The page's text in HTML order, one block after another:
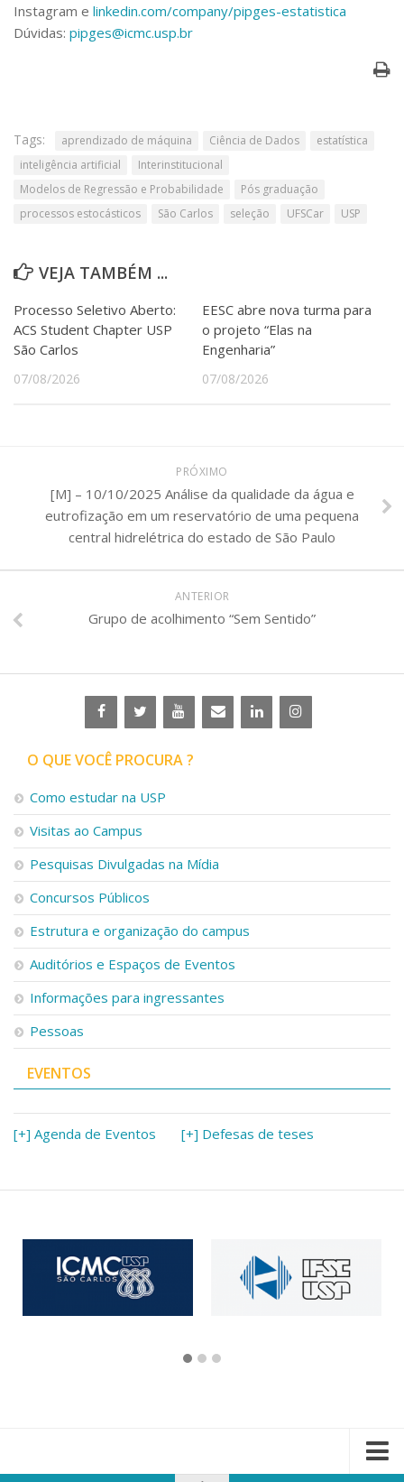
Instagram e linkedin.com/company/pipges-estatistica
Dúvidas: pipges@icmc.usp.br
Tags: aprendizado de máquina Ciência de Dados
estatística
inteligência artificial
Interinstitucional
Modelos de Regressão e Probabilidade
Pós graduação
processos estocásticos
São Carlos seleção UFSCar USP
VEJA TAMBÉM ...
Processo Seletivo Aberto:
ACS Student Chapter USP
São Carlos
07/08/2026
EESC abre nova turma para
o projeto “Elas na
Engenharia”
07/08/2026
PRÓXIMO
[M] – 10/10/2025 Análise da qualidade da água e
eutrofização em um reservatório de uma pequena
central hidrelétrica do estado de São Paulo
ANTERIOR
Grupo de acolhimento “Sem Sentido”
O QUE VOCÊ PROCURA ?
Como estudar na USP
Visitas ao Campus
Pesquisas Divulgadas na Mídia
Concursos Públicos
Estrutura e organização do campus
Auditórios e Espaços de Eventos
Informações para ingressantes
Pessoas
EVENTOS
[+] Agenda de Eventos [+] Defesas de teses